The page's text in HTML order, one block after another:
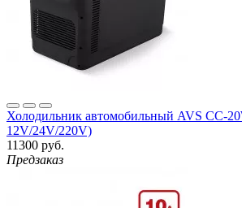
Холодильник автомобильный AVS CC-
12V/24V/220V)
11300 руб.
Предзаказ